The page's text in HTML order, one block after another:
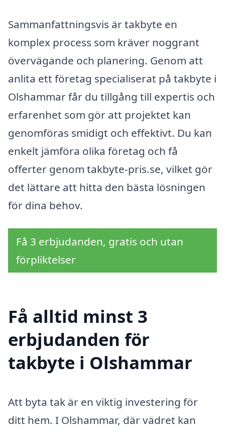
Sammanfattningsvis är takbyte en
komplex process som kräver noggrant
övervägande och planering. Genom att
anlita ett företag specialiserat på takbyte i
Olshammar får du tillgång till expertis och
erfarenhet som gör att projektet kan
genomföras smidigt och effektivt. Du kan
enkelt jämföra olika företag och få
offerter genom takbyte-pris.se, vilket gör
det lättare att hitta den bästa lösningen
för dina behov.
Få 3 erbjudanden, gratis och utan
förpliktelser
Få alltid minst 3
erbjudanden för
takbyte i Olshammar
Att byta tak är en viktig investering för
ditt hem. I Olshammar, där vädret kan